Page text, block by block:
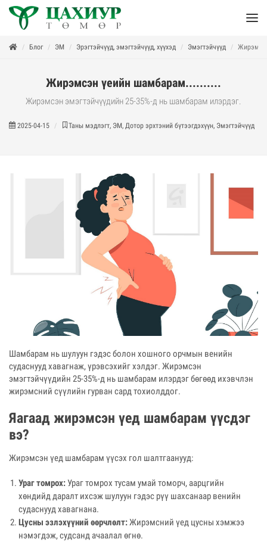
Блог ЭМ Эрэгтэйчүүд, эмэгтэйчүүд, хүүхэд Эмэгтэйчүүд
Жирэмсэн үеийн шамбарам..........
Жирэмсэн эмэгтэйчүүдийн 25-35%-д нь шамбарам илэрдэг.
2025-04-15 Таны мэдлэгт, ЭМ, Дотор эрхтэний бүтээгдэхүүн, Эмэгтэйчүүд
Шамбарам нь шулуун гэдэс болон хошного орчмын венийн
судаснууд хавагнаж, үрэвсэхийг хэлдэг. Жирэмсэн
эмэгтэйчүүдийн 25-35%-д нь шамбарам илэрдэг бөгөөд ихэвчлэн
жирэмсний сүүлийн гурван сард тохиолддог.
Яагаад жирэмсэн үед шамбарам үүсдэг
вэ?
Жирэмсэн үед шамбарам үүсэх гол шалтгаанууд:
Ураг томрох:Ураг томрох тусам умай томорч, аарцгийн
хөндийд даралт ихсэж шулуун гэдэс рүү шахсанаар венийн
судаснууд хавагнана.
Цусны эзлэхүүний өөрчлөлт:Жирэмсний үед цусны хэмжээ
нэмэгдэж, судсанд ачаалал өгнө.